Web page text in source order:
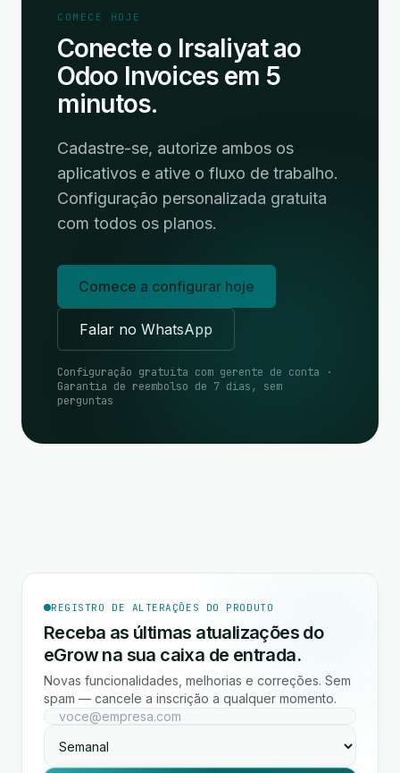
COMECE HOJE
Conecte o Irsaliyat ao
Odoo Invoices em 5
minutos.
Cadastre-se, autorize ambos os
aplicativos e ative o fluxo de trabalho.
Configuração personalizada gratuita
com todos os planos.
Comece a configurar hoje
Falar no WhatsApp
Configuração gratuita com gerente de conta ·
Garantia de reembolso de 7 dias, sem
perguntas
REGISTRO DE ALTERAÇÕES DO PRODUTO
Receba as últimas atualizações do
eGrow na sua caixa de entrada.
Novas funcionalidades, melhorias e correções. Sem
spam — cancele a inscrição a qualquer momento.